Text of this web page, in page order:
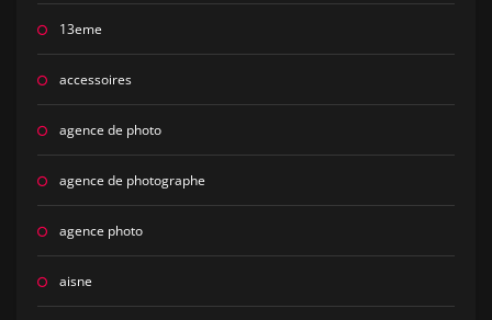
13eme
accessoires
agence de photo
agence de photographe
agence photo
aisne